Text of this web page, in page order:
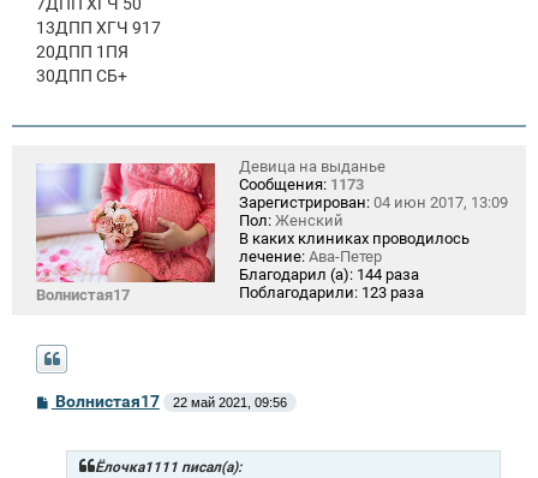
13ДПП ХГЧ 917
20ДПП 1ПЯ
30ДПП СБ+
Волнистая17
Девица на выданье
Сообщения: 1173
Зарегистрирован: 04 июн 2017, 13:09
Пол: Женский
В каких клиниках проводилось
лечение: Ава-Петер
Благодарил (а): 144 раза
Поблагодарили: 123 раза
С
о
Волнистая17 22 май 2021, 09:56
Ёлочка1111 писал(а):